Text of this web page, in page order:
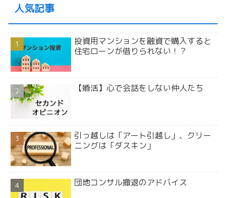
人気記事
投資用マンションを融資で購入すると
住宅ローンが借りられない！？
【婚活】心で会話をしない仲人たち
引っ越しは「アート引越し」、クリー
ニングは「ダスキン」
団地コンサル撤退のアドバイス